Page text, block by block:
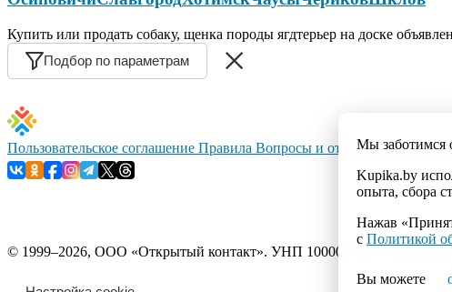
Купить или продать собаку, щенка породы ягдтерьер на доске
Подбор по параметрам
Мы заботимся
Kupika.by
опыта, сбора
Нажав
с Политикой
Вы можете
Пользовательское соглашение Правила Вопросы и ответыКонтакты
© 1999–2026, ООО «Открытый контакт». УНП 100008738. Республика